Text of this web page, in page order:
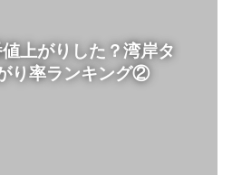
上がりした？湾岸タ
り率ランキング②